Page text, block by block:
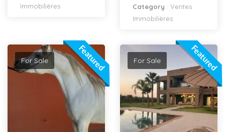
Immobilières
Category : Ventes
Immobilières
Featured
For Sale Featured
For Sale